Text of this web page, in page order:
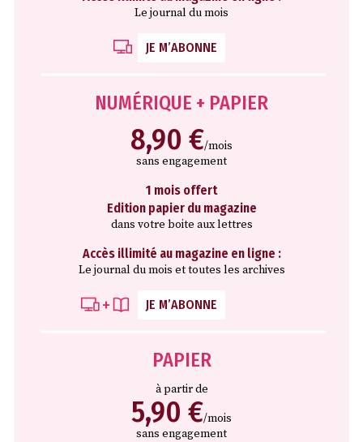
Le journal du mois
JE M’ABONNE
NUMÉRIQUE + PAPIER
8,90 €/mois
sans engagement
1 mois offert
Edition papier du magazine
dans votre boite aux lettres
Accès illimité au magazine en ligne :
Le journal du mois et toutes les archives
JE M’ABONNE
PAPIER
à partir de
5,90 €/mois
sans engagement